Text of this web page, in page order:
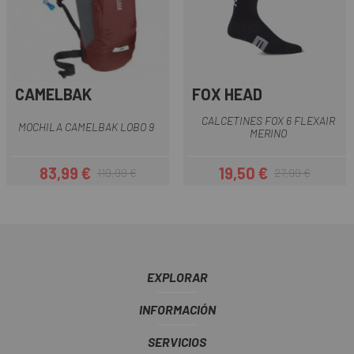
CAMELBAK
MOCHILA CAMELBAK LOBO 9
Precio
83,99 €Precio regular
119,99 €
FOX HEAD
CALCETINES FOX 6 FLEXAIR
MERINO
Precio
19,50 €Precio regular
27,99 €
EXPLORAR
INFORMACIÓN
SERVICIOS